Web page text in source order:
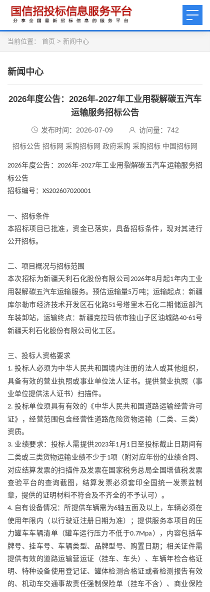
当前位置： 首页 > 新闻中心
新闻中心
2026年度公告：2026年-2027年工业用裂解碳五汽车
运输服务招标公告
发布时间：2026-07-09 访问量： 742
招标公告 招标网 采购招标网 政府采购 采购招标 中国招标网
2026年度公告：2026年-2027年工业用裂解碳五汽车运输服务招
标公告
招标编号： XS202607020001
一、招标条件
本招标项目已批准，资金已落实，具备招标条件，现对其进行
公开招标。
二、项目概况与招标范围
本次招标为新疆天利石化股份有限公司 2026年8月起1年内工业
用裂解碳五汽车运输服务。预估运输量5万吨；运输起点：新疆
库尔勒市经济技术开发区石化路51号塔里木石化二期储运部汽
车装卸站，运输终点：新疆克拉玛依市独山子区油城路40-61号
新疆天利石化股份有限公司化工区。
三、投标人资格要求
1.投标人必须为中华人民共和国境内注册的法人或其他组织，
具备有效的营业执照或事业单位法人证书。提供营业执照（事
业单位提供法人证书）扫描件。
2.投标单位须具有有效的《中华人民共和国道路运输经营许可
证》，经营范围包含经营性道路危险货物运输（二类、三类）
资质。
3.业绩要求：投标人需提供2023年1月 1 日至投标截止日期间有
二类或三类货物运输业绩不少于1项（附对应年份的业绩合同、
对应结算发票的扫描件及发票在国家税务总局全国增值税发票
查验平台的查询截图，结算发票必须套印全国统一发票监制
章，提供的证明材料不符合及不齐全的不予认可）。
4. 自有设备情况：所提供车辆需为6轴五面及以上，车辆必须在
使用年限内（以行驶证注册日期为准）；提供服务本项目的压
力罐车车辆清单（罐车运行压力不低于0.7Mpa ），内容包括车
牌号、挂车号、车辆类型、品牌型号、购置日期；相关证件需
提供有效的道路运输营运证（挂车、车头）、车辆年检合格证
明、特种设备使用登记证、罐体检测合格证或者检测报告有效
的、机动车交通事故责任强制保险单（挂车不含）、商业保险